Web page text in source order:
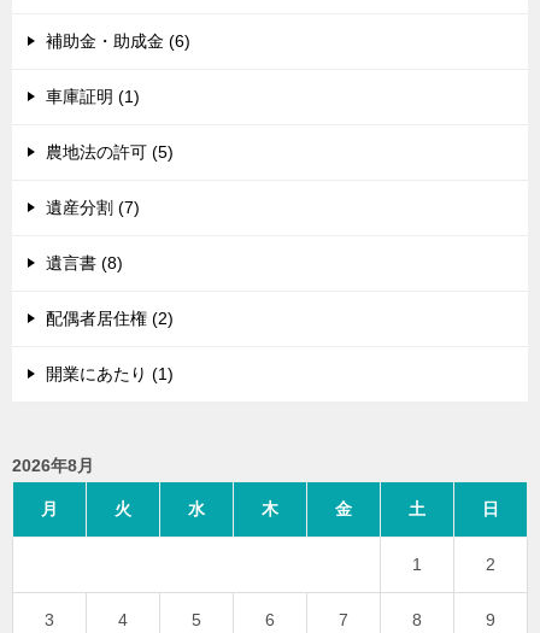
補助金・助成金 (6)
車庫証明 (1)
農地法の許可 (5)
遺産分割 (7)
遺言書 (8)
配偶者居住権 (2)
開業にあたり (1)
2026年8月
月 火 水 木 金 土 日
1 2
3 4 5 6 7 8 9